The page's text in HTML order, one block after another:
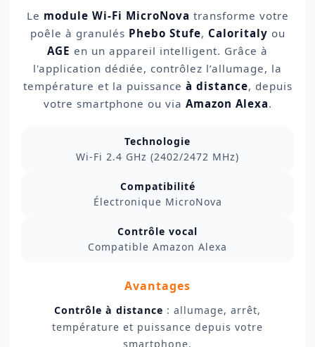
Le module Wi-Fi MicroNova transforme votre
poêle à granulés Phebo Stufe, Caloritaly ou
AGE en un appareil intelligent. Grâce à
l'application dédiée, contrôlez l’allumage, la
température et la puissance à distance, depuis
votre smartphone ou via Amazon Alexa.
Technologie
Wi-Fi 2.4 GHz (2402/2472 MHz)
Compatibilité
Électronique MicroNova
Contrôle vocal
Compatible Amazon Alexa
Avantages
Contrôle à distance : allumage, arrêt,
température et puissance depuis votre
smartphone.